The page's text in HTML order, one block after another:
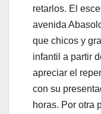
retarlos. El
avenida
que chicos y
infantil a partir
apreciar el
con su
horas. Por otra